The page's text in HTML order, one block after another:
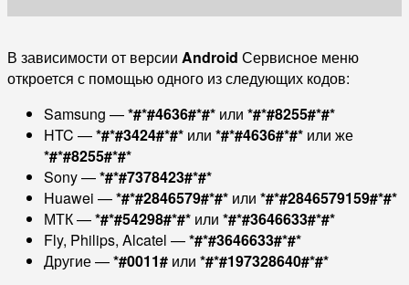
В зависимости от версии Android Сервисное меню
откроется с помощью одного из следующих кодов:
Samsung —*#*#4636#*#* или *#*#8255#*#*
HTC —*#*#3424#*#* или *#*#4636#*#* или же
*#*#8255#*#*
Sony —*#*#7378423#*#*
Huawei —*#*#2846579#*#* или *#*#2846579159#*#*
МТК —*#*#54298#*#* или *#*#3646633#*#*
Fly, Philips, Alcatel —*#*#3646633#*#*
Другие —*#0011# или *#*#197328640#*#*